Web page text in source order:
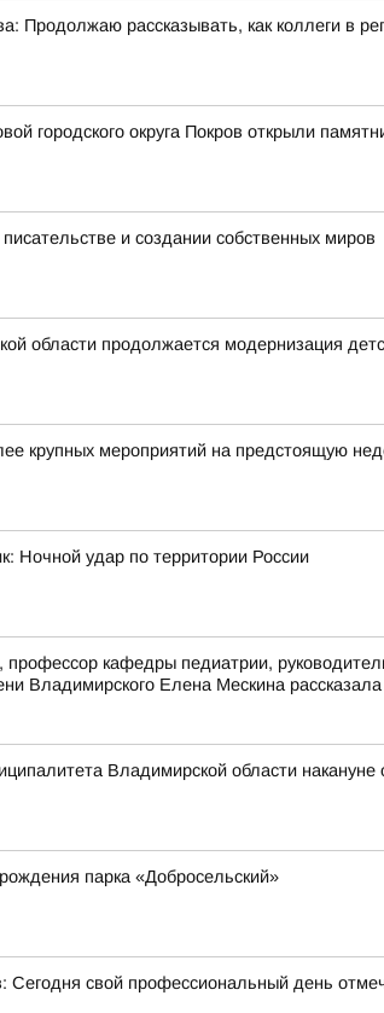
Продолжаю рассказывать, как коллеги в
городского округа Покров открыли
и создании собственных миров
области продолжается модернизация
крупных мероприятий на предстоящую
Ночной удар по территории России
кафедры педиатрии,
Владимирского Елена Мескина рассказала
Владимирской области накануне
парка «Добросельский»
Сегодня свой профессиональный день